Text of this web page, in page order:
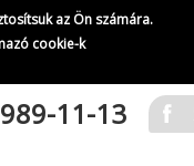
az Ön számára.
cookie-k
Rádió adásainak átirata
296/321
11-13